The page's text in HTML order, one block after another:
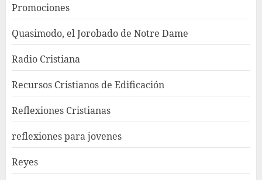
Promociones
Quasimodo, el Jorobado de Notre Dame
Radio Cristiana
Recursos Cristianos de Edificación
Reflexiones Cristianas
reflexiones para jovenes
Reyes